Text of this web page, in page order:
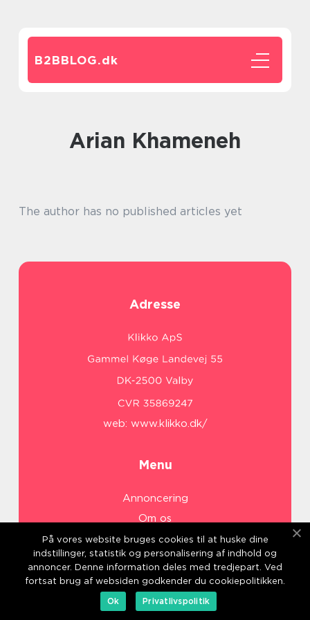
B2BBLOG.dk
Arian Khameneh
The author has no published articles yet
Adresse
web: www.klikko.dk/
Menu
Annoncering
Om os
Cookies
Kontakt os
Sitemap
På vores website bruges cookies til at huske dine
indstillinger, statistik og personalisering af indhold og
annoncer. Denne information deles med tredjepart. Ved
fortsat brug af websiden godkender du cookiepolitikken.
Ok
Privatlivspolitik